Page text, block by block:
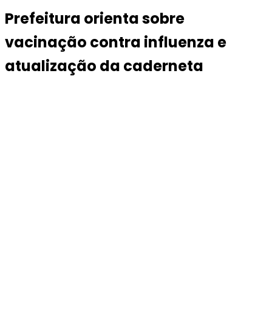
Prefeitura orienta sobre
vacinação contra influenza e
atualização da caderneta